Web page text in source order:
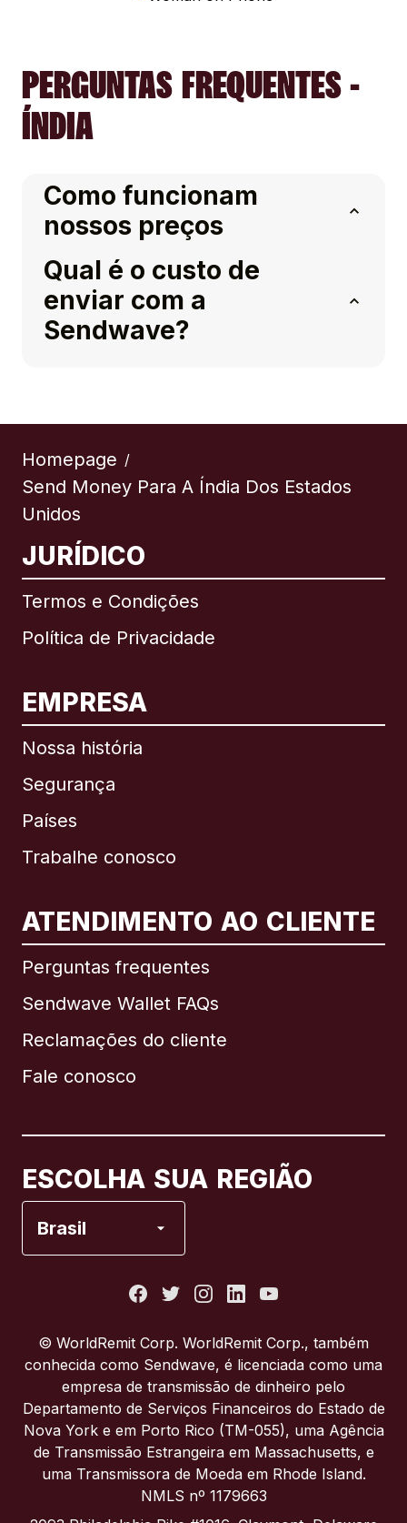
PERGUNTAS FREQUENTES -
ÍNDIA
Como funcionam
nossos preços
Qual é o custo de
enviar com a
Sendwave?
Homepage /
Send Money Para A Índia Dos Estados
Unidos
JURÍDICO
Termos e Condições
Política de Privacidade
EMPRESA
Nossa história
Segurança
Países
Trabalhe conosco
ATENDIMENTO AO CLIENTE
Perguntas frequentes
Sendwave Wallet FAQs
Reclamações do cliente
Fale conosco
ESCOLHA SUA REGIÃO
Brasil
Internacional English
Brasil
Itália
Portugal
Reino Unido
© WorldRemit Corp. WorldRemit Corp., também
conhecida como Sendwave, é licenciada como uma
empresa de transmissão de dinheiro pelo
Departamento de Serviços Financeiros do Estado de
Nova York e em Porto Rico (TM-055), uma Agência
de Transmissão Estrangeira em Massachusetts, e
uma Transmissora de Moeda em Rhode Island.
NMLS nº 1179663